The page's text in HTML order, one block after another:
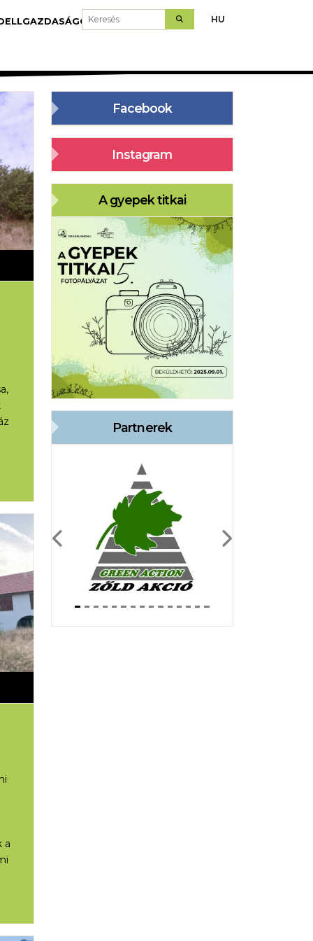
LETÖLTÉS
Keresés HU
a
Facebook
Instagram
A gyepek titkai
Partnerek
Previous Next